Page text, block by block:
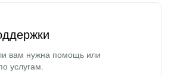
вам нужна помощь или
услугам.